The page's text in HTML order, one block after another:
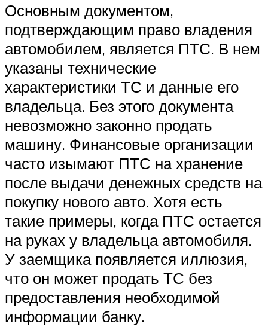
Основным документом,
подтверждающим право владения
автомобилем, является ПТС. В нем
указаны технические
характеристики ТС и данные его
владельца. Без этого документа
невозможно законно продать
машину. Финансовые организации
часто изымают ПТС на хранение
после выдачи денежных средств на
покупку нового авто. Хотя есть
такие примеры, когда ПТС остается
на руках у владельца автомобиля.
У заемщика появляется иллюзия,
что он может продать ТС без
предоставления необходимой
информации банку.